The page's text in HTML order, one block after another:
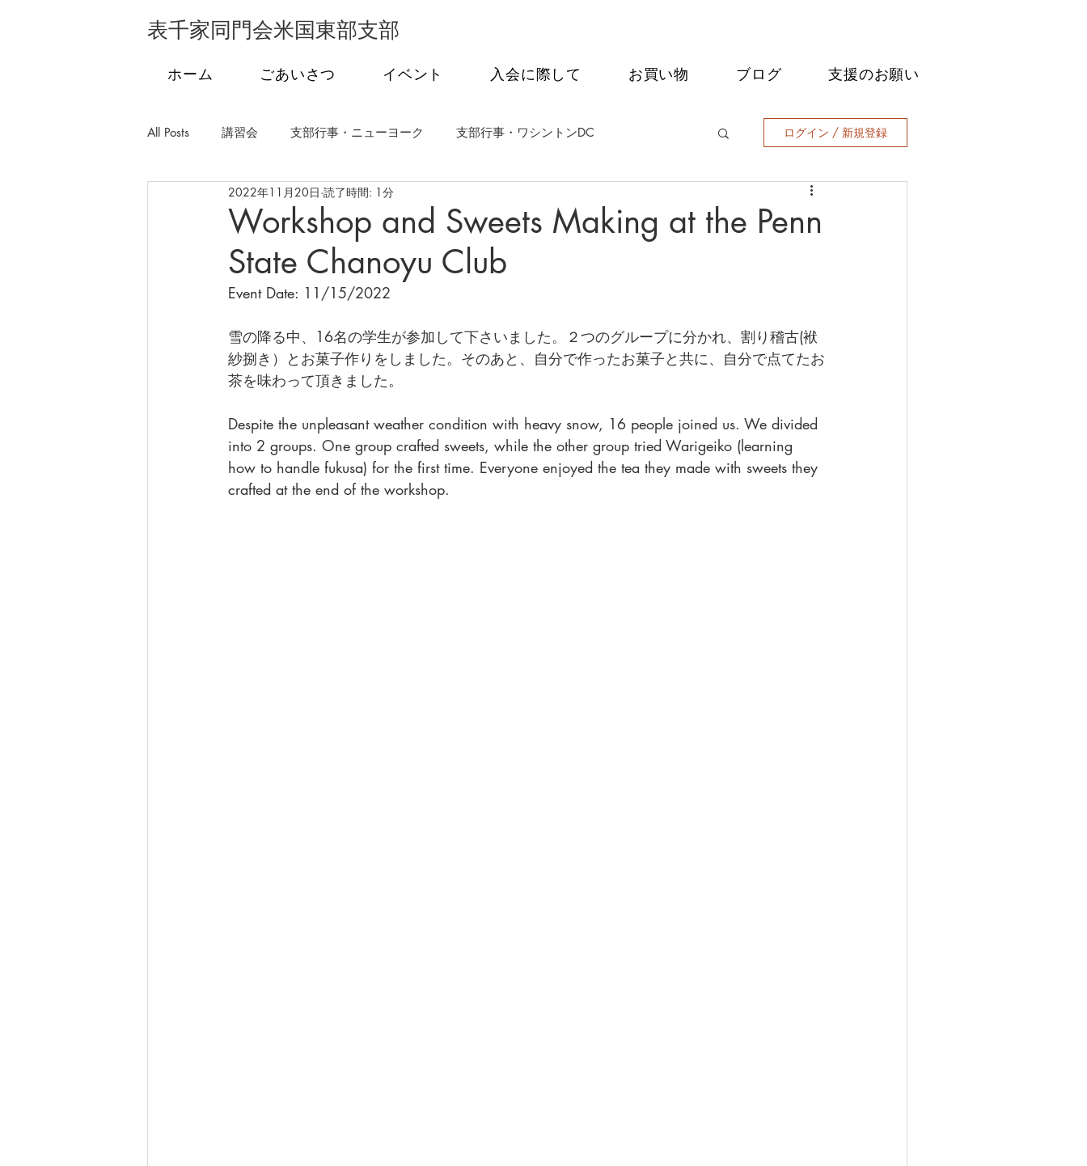
表千家同門会米国東部支部
ホーム ごあいさつ イベント 入会に際して お買い物 ブログ 支援のお願い
All Posts 講習会 支部行事・ニューヨーク 支部行事・ワシントンDC
支部行事・フロリダ 支部行事・フィラデルフィア
発会式 市民茶会 オンライン特別講話シリーズ
ログイン / 新規登録
Workshop and Sweets Making at the Penn
State Chanoyu Club
2022年11月20日 読了時間: 1分
Event Date: 11/15/2022
雪の降る中、16名の学生が参加して下さいました。２つのグループに分かれ、割り稽古(袱
紗捌き）とお菓子作りをしました。そのあと、自分で作ったお菓子と共に、自分で点てたお
茶を味わって頂きました。
Despite the unpleasant weather condition with heavy snow, 16 people joined us. We divided
into 2 groups. One group crafted sweets, while the other group tried Warigeiko (learning
how to handle fukusa) for the first time. Everyone enjoyed the tea they made with sweets they
crafted at the end of the workshop.